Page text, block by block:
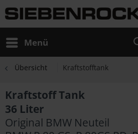
Menü
Übersicht Kraftstofftank
Kraftstoff Tank
36 Liter
Original BMW Neuteil